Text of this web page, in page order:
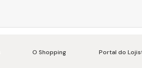
O Shopping Portal do